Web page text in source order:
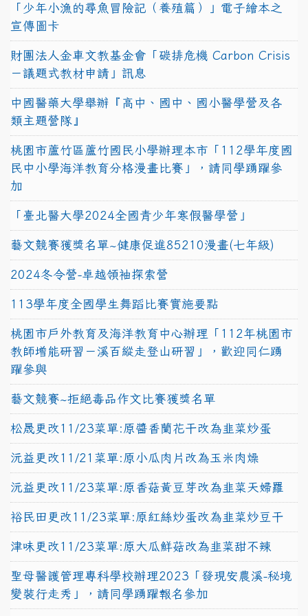
「少年小漁的尋魚冒險記（養殖篇）」電子繪本之
宣傳圖卡
財團法人金車文教基金會「碳排危機 Carbon Crisis
－議題式教材申請」訊息
中國醫藥大學舉辦『高中、國中、國小醫學營及各
類主題營隊』
桃園市蘆竹區蘆竹國民小學辦理本市「112學年度國
民中小學海洋教育分格漫畫比賽」，請同學踴躍參
加
「臺北醫大學2024全國青少年寒假醫學營」
藝文競賽獲獎名單~健康促進85210漫畫(七年級)
2024冬令營-卓越領袖探索營
113學年度全國學生舞蹈比賽實施要點
桃園市戶外教育及海洋教育中心辦理「112年桃園市
教師增能研習－溪百縱走登山研習」，歡迎同仁踴
躍參與
藝文競賽~拒絕毒品作文比賽獲獎名單
松晟更改11/23菜單:原醬香蘭花干改為韭菜炒蛋
沅益更改11/21菜單:原小瓜肉片改為玉米肉燥
沅益更改11/23菜單:原香菇黃豆芽改為韭菜天婦羅
裕民田更改11/23菜單:原紅絲炒蛋改為韭菜炒豆干
津味更改11/23菜單:原大瓜鮮菇改為韭菜甜不辣
聖母醫護管理專科學校辦理2023「發現安農溪-秘境
變裝行走秀」，請同學踴躍報名參加